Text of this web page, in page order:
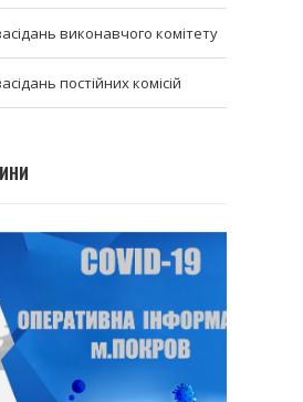
виконавчого комітету
постійних комісій